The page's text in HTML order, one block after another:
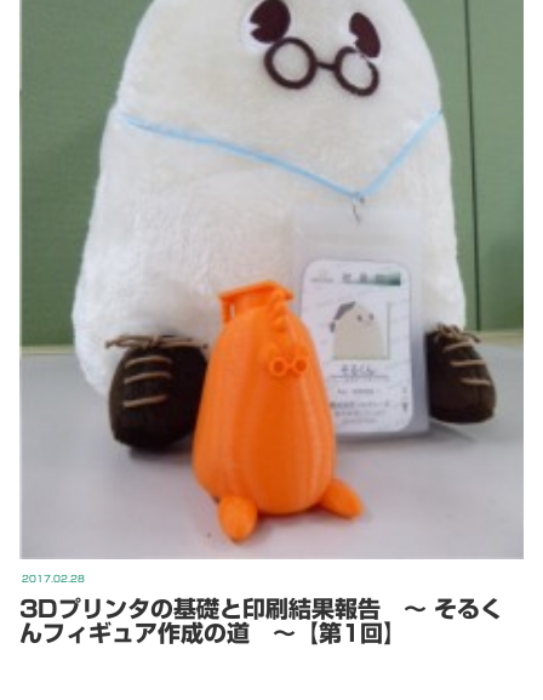
2017.02.28
3Dプリンタの基礎と印刷結果報告 ～ そるく
んフィギュア作成の道 ～【第1回】